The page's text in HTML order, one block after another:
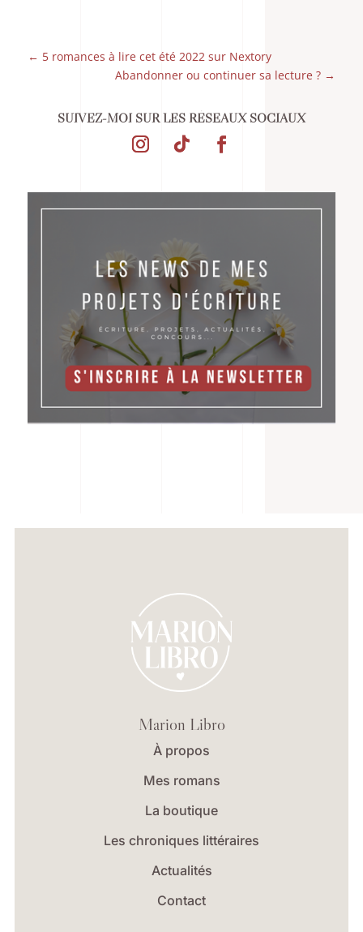
← 5 romances à lire cet été 2022 sur Nextory
Abandonner ou continuer sa lecture ? →
SUIVEZ-MOI SUR LES RÉSEAUX SOCIAUX
Marion Libro
À propos
Mes romans
La boutique
Les chroniques littéraires
Actualités
Contact